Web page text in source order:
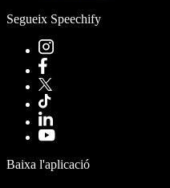
Segueix Speechify
Baixa l'aplicació